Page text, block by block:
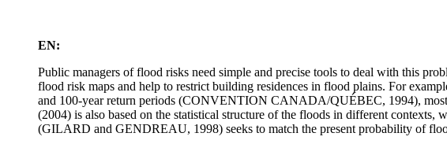
EN:
Public managers of flood risks need simple and precise tools to deal with this
flood risk maps and help to restrict building residences in flood plains. For
and 100-year return periods (CONVENTION CANADA/QUÉBEC, 1994),
(2004) is also based on the statistical structure of the floods in different
(GILARD and GENDREAU, 1998) seeks to match the present probability of